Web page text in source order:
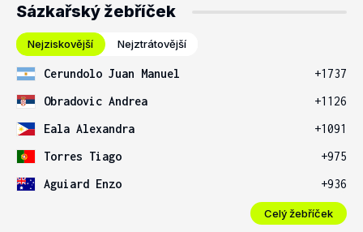
Sázkařský žebříček
Nejziskovější Nejztrátovější
Cerundolo Juan Manuel
+1737
Obradovic Andrea
+1126
Eala Alexandra
+1091
Torres Tiago
+975
Aguiard Enzo
+936
Celý žebříček